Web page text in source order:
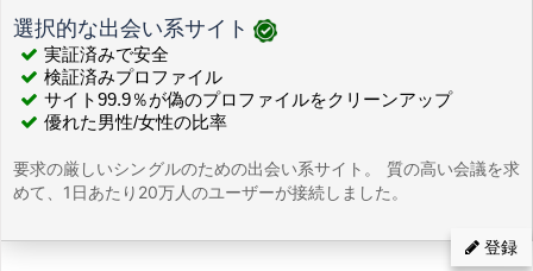
選択的な出会い系サイト
実証済みで安全
検証済みプロファイル
サイト99.9％が偽のプロファイルをクリーンアップ
優れた男性/女性の比率
要求の厳しいシングルのための出会い系サイト。 質の高い会議を求
めて、1日あたり20万人のユーザーが接続しました。
登録